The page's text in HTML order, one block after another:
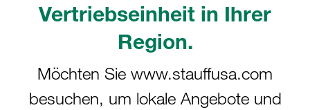
Vertriebseinheit in Ihrer
Region.
Möchten Sie www.stauffusa.com
besuchen, um lokale Angebote und
tatsächlichen Produkt abweichen.
Mehr anzeigen
Komplettschelle Standard-Baureihe Gr.
5 Ø38mm Polypropylen W3 gerippt, mit
Vorspannung Anschweißpl., kurz